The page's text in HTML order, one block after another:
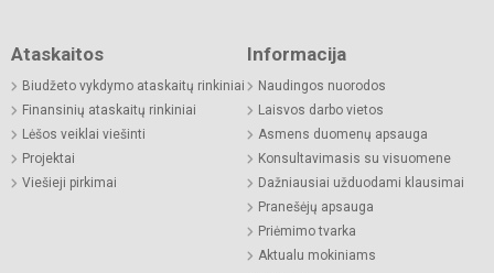
Ataskaitos
Biudžeto vykdymo ataskaitų rinkiniai
Finansinių ataskaitų rinkiniai
Lėšos veiklai viešinti
Projektai
Viešieji pirkimai
Informacija
Naudingos nuorodos
Laisvos darbo vietos
Asmens duomenų apsauga
Konsultavimasis su visuomene
Dažniausiai užduodami klausimai
Pranešėjų apsauga
Priėmimo tvarka
Aktualu mokiniams